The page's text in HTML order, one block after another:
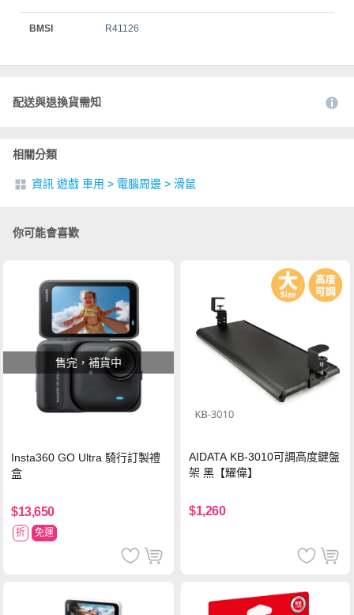
BMSI R41126
配送與退換貨需知
相關分類
資訊 遊戲 車用 > 電腦周邊 > 滑鼠
你可能會喜歡
售完，補貨中
Insta360 GO Ultra 騎行訂製禮
盒
$13,650
折 免運
AIDATA KB-3010可調高度鍵盤
架 黑【耀偉】
$1,260